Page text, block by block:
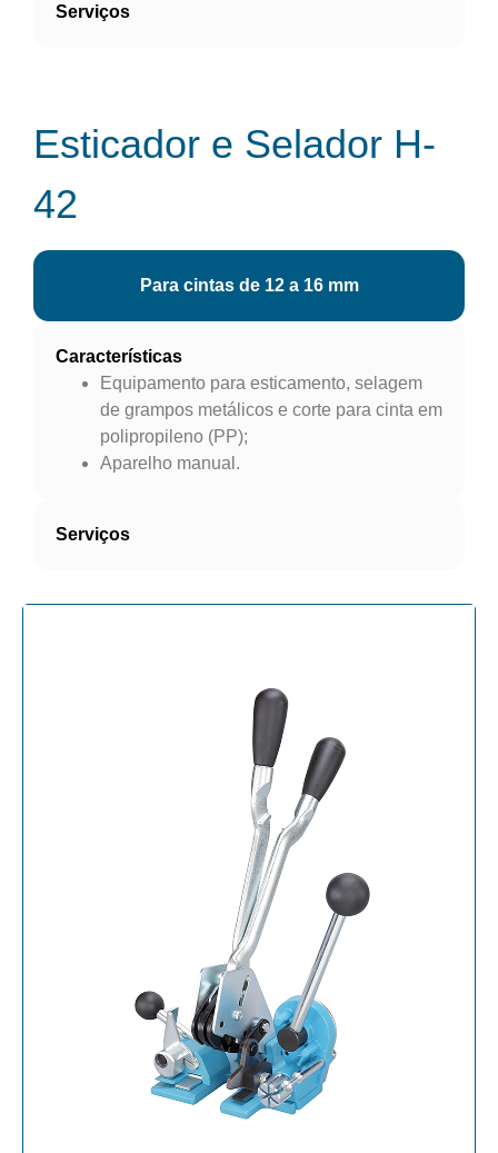
Serviços
Esticador e Selador H-
42
Para cintas de 12 a 16 mm
Características
Equipamento para esticamento, selagem
de grampos metálicos e corte para cinta em
polipropileno (PP);
Aparelho manual.
Serviços